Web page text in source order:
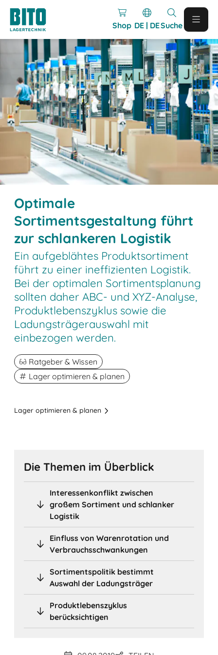
Shop DE | DESuche
Optimale
Sortimentsgestaltung führt
zur schlankeren Logistik
Ein aufgeblähtes Produktsortiment
führt zu einer ineffizienten Logistik.
Bei der optimalen Sortimentsplanung
sollten daher ABC- und XYZ-Analyse,
Produktlebenszyklus sowie die
Ladungsträgerauswahl mit
einbezogen werden.
Ratgeber & Wissen
Lager optimieren & planen
Lager optimieren & planen
Die Themen im Überblick
Interessenkonflikt zwischen
großem Sortiment und schlanker
Logistik
Einfluss von Warenrotation und
Verbrauchsschwankungen
Sortimentspolitik bestimmt
Auswahl der Ladungsträger
Produktlebenszyklus
berücksichtigen